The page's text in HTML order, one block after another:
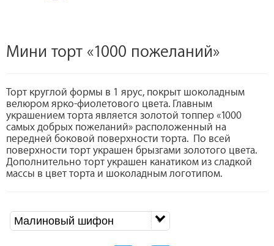
Мини торт «1000 пожеланий»
Торт круглой формы в 1 ярус, покрыт шоколадным
велюром ярко-фиолетового цвета. Главным
украшением торта является золотой топпер «1000
самых добрых пожеланий» расположенный на
передней боковой поверхности торта. По всей
поверхности торт украшен брызгами золотого цвета.
Дополнительно торт украшен канатиком из сладкой
массы в цвет торта и шоколадным логотипом.
Малиновый шифон